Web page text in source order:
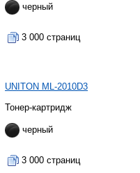
черный
3 000 страниц
UNITON ML-2010D3
Тонер-картридж
черный
3 000 страниц